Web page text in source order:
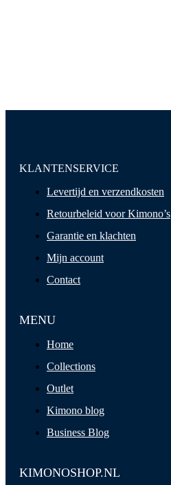
KLANTENSERVICE
Levertijd en verzendkosten
Retourbeleid voor Kimono’s
Garantie en klachten
Mijn account
Contact
MENU
Home
Collections
Outlet
Kimono blog
Business Blog
KIMONOSHOP.NL